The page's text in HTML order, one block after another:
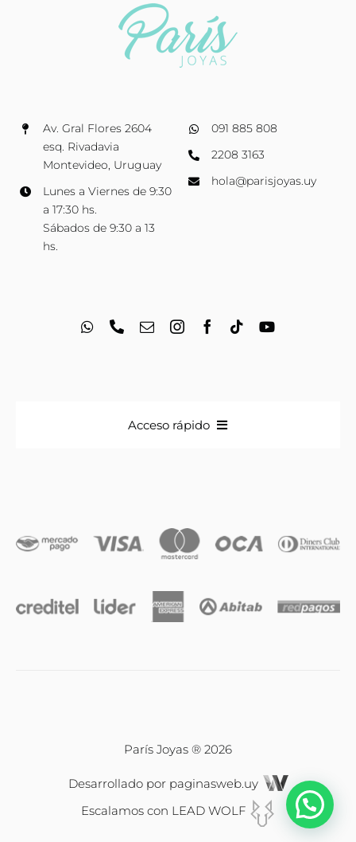
Av. Gral Flores 2604
esq. Rivadavia
Montevideo, Uruguay
Lunes a Viernes de 9:30
a 17:30 hs.
Sábados de 9:30 a 13
hs.
091 885 808
2208 3163
hola@parisjoyas.uy
Acceso rápido
Iniciales
Relojes
París Joyas ® 2026
Desarrollado por paginasweb.uy
Escalamos con LEAD WOLF